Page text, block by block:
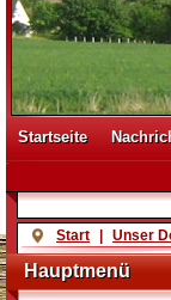
Startseite
Start Unser
Hauptmenü